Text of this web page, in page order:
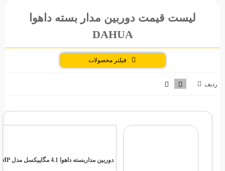
لیست قیمت دوربین مدار بسته داهوا
DAHUA
فیلتر محصولات
ردیف
دوربین مداربسته داهوا 4.1 مگاپیکسل مدل HAC-HDW1400MP